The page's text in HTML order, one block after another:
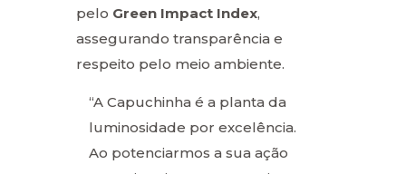
pelo Green Impact Index,
assegurando transparência e
respeito pelo meio ambiente.
“A Capuchinha é a planta da
luminosidade por excelência.
Ao potenciarmos a sua ação